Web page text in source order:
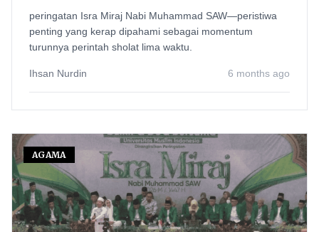
peringatan Isra Miraj Nabi Muhammad SAW—peristiwa
penting yang kerap dipahami sebagai momentum
turunnya perintah sholat lima waktu.
Ihsan Nurdin 6 months ago
AGAMA